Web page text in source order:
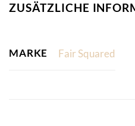
ZUSÄTZLICHE
MARKE Fair Squared